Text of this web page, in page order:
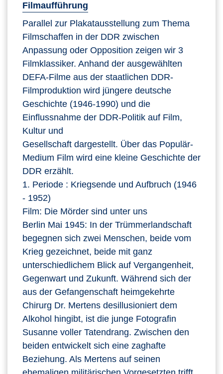
Filmaufführung
Parallel zur Plakatausstellung zum Thema
Filmschaffen in der DDR zwischen
Anpassung oder Opposition zeigen wir 3
Filmklassiker. Anhand der ausgewählten
DEFA-Filme aus der staatlichen DDR-
Filmproduktion wird jüngere deutsche
Geschichte (1946-1990) und die
Einflussnahme der DDR-Politik auf Film,
Kultur und
Gesellschaft dargestellt. Über das Populär-
Medium Film wird eine kleine Geschichte der
DDR erzählt.
1. Periode : Kriegsende und Aufbruch (1946
- 1952)
Film: Die Mörder sind unter uns
Berlin Mai 1945: In der Trümmerlandschaft
begegnen sich zwei Menschen, beide vom
Krieg gezeichnet, beide mit ganz
unterschiedlichem Blick auf Vergangenheit,
Gegenwart und Zukunft. Während sich der
aus der Gefangenschaft heimgekehrte
Chirurg Dr. Mertens desillusioniert dem
Alkohol hingibt, ist die junge Fotografin
Susanne voller Tatendrang. Zwischen den
beiden entwickelt sich eine zaghafte
Beziehung. Als Mertens auf seinen